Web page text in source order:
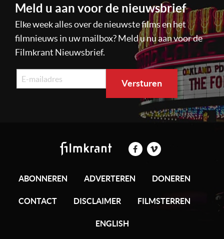
Meld u aan voor de nieuwsbrief
Elke week alles over de nieuwste films en het
filmnieuws in uw mailbox? Meld u nu aan voor de
Filmkrant Nieuwsbrief.
ABONNEREN ADVERTEREN DONEREN
CONTACT DISCLAIMER FILMSTERREN
ENGLISH